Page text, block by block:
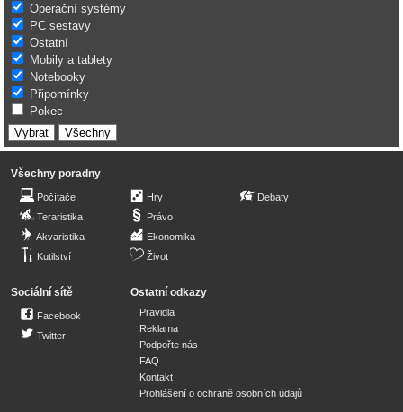
Operační systémy
PC sestavy
Ostatní
Mobily a tablety
Notebooky
Připomínky
Pokec
Všechny poradny
Počítače
Teraristika
Akvaristika
Kutilství
Hry
Právo
Ekonomika
Život
Debaty
Sociální sítě
Facebook
Twitter
Ostatní odkazy
Pravidla
Reklama
Podpořte nás
FAQ
Kontakt
Prohlášení o ochraně osobních údajů